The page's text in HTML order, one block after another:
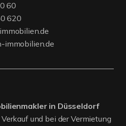
60
620
immobilien.de
in Düsseldorf
und bei der Vermietung